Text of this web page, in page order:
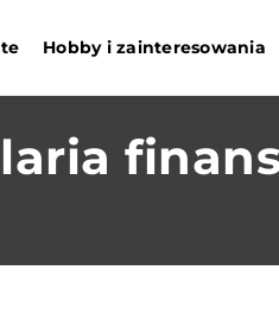
Hobby i zainteresowania